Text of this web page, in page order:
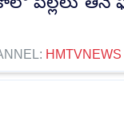
HMTVNEWS